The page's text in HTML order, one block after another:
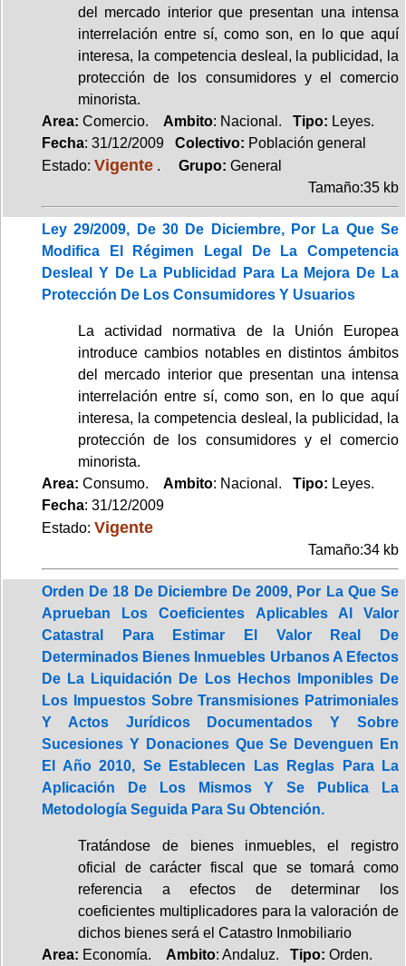
del mercado interior que presentan una intensa
interrelación entre sí, como son, en lo que aquí
interesa, la competencia desleal, la publicidad, la
protección de los consumidores y el comercio
minorista.
Area: Comercio. Ambito: Nacional. Tipo: Leyes.
Fecha: 31/12/2009 Colectivo: Población general
Estado: Vigente . Grupo: General
Tamaño:35 kb
Ley 29/2009, De 30 De Diciembre, Por La Que Se
Modifica El Régimen Legal De La Competencia
Desleal Y De La Publicidad Para La Mejora De La
Protección De Los Consumidores Y Usuarios
La actividad normativa de la Unión Europea
introduce cambios notables en distintos ámbitos
del mercado interior que presentan una intensa
interrelación entre sí, como son, en lo que aquí
interesa, la competencia desleal, la publicidad, la
protección de los consumidores y el comercio
minorista.
Area: Consumo. Ambito: Nacional. Tipo: Leyes.
Fecha: 31/12/2009
Estado: Vigente
Tamaño:34 kb
Orden De 18 De Diciembre De 2009, Por La Que Se
Aprueban Los Coeficientes Aplicables Al Valor
Catastral Para Estimar El Valor Real De
Determinados Bienes Inmuebles Urbanos A Efectos
De La Liquidación De Los Hechos Imponibles De
Los Impuestos Sobre Transmisiones Patrimoniales
Y Actos Jurídicos Documentados Y Sobre
Sucesiones Y Donaciones Que Se Devenguen En
El Año 2010, Se Establecen Las Reglas Para La
Aplicación De Los Mismos Y Se Publica La
Metodología Seguida Para Su Obtención.
Tratándose de bienes inmuebles, el registro
oficial de carácter fiscal que se tomará como
referencia a efectos de determinar los
coeficientes multiplicadores para la valoración de
dichos bienes será el Catastro Inmobiliario
Area: Economía. Ambito: Andaluz. Tipo: Orden.